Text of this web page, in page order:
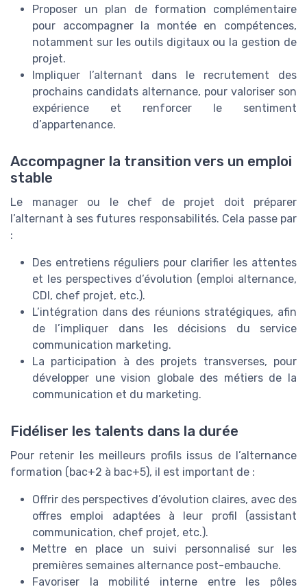
Proposer un plan de formation complémentaire
pour accompagner la montée en compétences,
notamment sur les outils digitaux ou la gestion de
projet.
Impliquer l’alternant dans le recrutement des
prochains candidats alternance, pour valoriser son
expérience et renforcer le sentiment
d’appartenance.
Accompagner la transition vers un emploi
stable
Le manager ou le chef de projet doit préparer
l’alternant à ses futures responsabilités. Cela passe par
:
Des entretiens réguliers pour clarifier les attentes
et les perspectives d’évolution (emploi alternance,
CDI, chef projet, etc.).
L’intégration dans des réunions stratégiques, afin
de l’impliquer dans les décisions du service
communication marketing.
La participation à des projets transverses, pour
développer une vision globale des métiers de la
communication et du marketing.
Fidéliser les talents dans la durée
Pour retenir les meilleurs profils issus de l’alternance
formation (bac+2 à bac+5), il est important de :
Offrir des perspectives d’évolution claires, avec des
offres emploi adaptées à leur profil (assistant
communication, chef projet, etc.).
Mettre en place un suivi personnalisé sur les
premières semaines alternance post-embauche.
Favoriser la mobilité interne entre les pôles